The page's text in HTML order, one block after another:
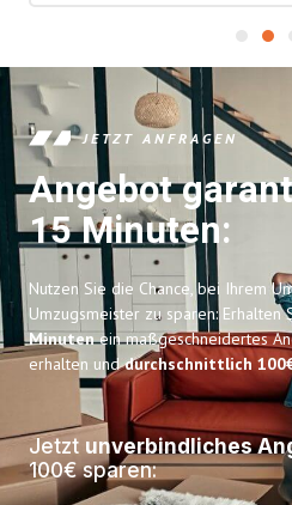
JETZT ANFRAGEN
Angebot
15 Minuten:
Nutzen Sie die Chance, bei Ihrem
Umzugsmeister zu sparen: Erhalten
Minutenein maßgeschneidertes
erhalten unddurchschnittlich
Jetzt unverbindliches
100€ sparen: